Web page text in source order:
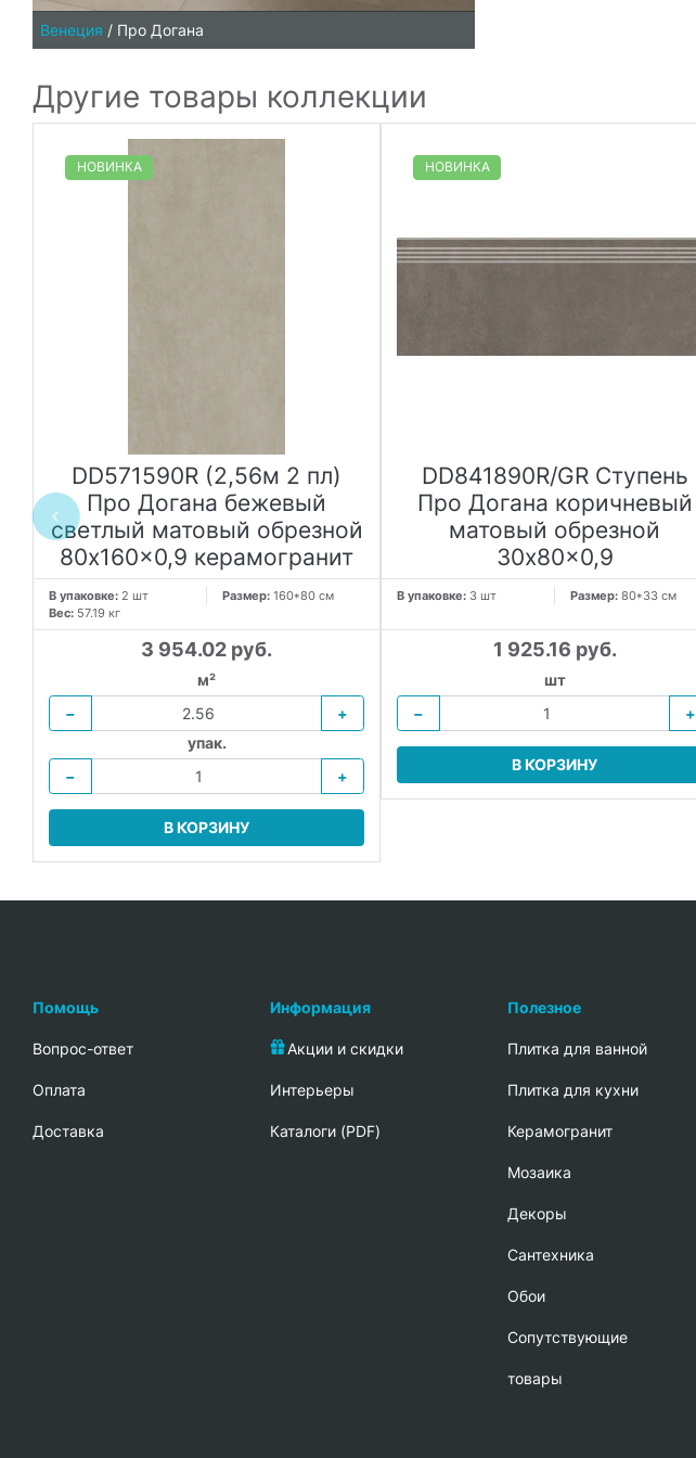
Венеция / Про Догана
Другие товары коллекции
НОВИНКА
DD571590R (2,56м 2 пл)
Про Догана бежевый
светлый матовый обрезной
80x160x0,9 керамогранит
В упаковке: 2 шт Размер: 160*80 см
Вес: 57.19 кг
3 954.02 руб.
м²
−
+
упак.
−
+
В КОРЗИНУ
НОВИНКА
DD841890R/GR Ступень
Про Догана коричневый
матовый обрезной
30x80x0,9
В упаковке: 3 шт Размер: 80*33 см
1 925.16 руб.
шт
−
+
В КОРЗИНУ
Помощь
Вопрос-ответ
Oплата
Доставка
Информация
Акции и скидки
Интерьеры
Каталоги (PDF)
Полезное
Плитка для ванной
Плитка для кухни
Керамогранит
Мозаика
Декоры
Сантехника
Обои
Сопутствующие
товары